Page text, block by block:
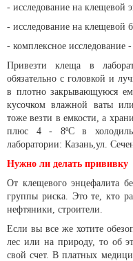
- исследование на клещевой
- исследование на клещевой
- комплексное исследование -
Привезти клеща в
обязательно с головкой и
в плотно закрывающуюся
кусочком влажной ваты
тоже везти в емкости, а
плюс 4 - 8ºС в
лаборатории: Казань,ул.
Нужно ли делать прививку
От клещевого энцефалита
группы риска. Это те, кто
нефтяники, строители.
Если вы все же хотите
лес или на природу, то об
свой счет. В платных